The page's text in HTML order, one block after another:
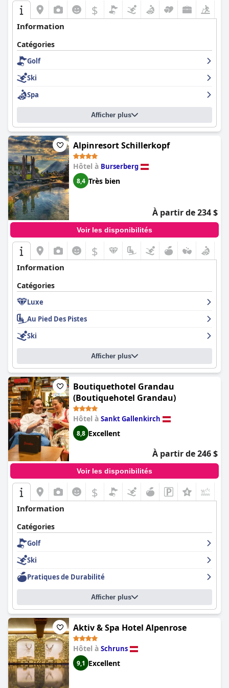
$
Information
Catégories
Golf
Ski
Spa
Afficher plus
Alpinresort Schillerkopf
Hôtel à Burserberg
8,4 Très bien
À partir de 234 $
Voir les disponibilités
$
Information
Catégories
Luxe
Au Pied Des Pistes
Ski
Afficher plus
Boutiquethotel Grandau
(Boutiquehotel Grandau)
Hôtel à Sankt Gallenkirch
8,8 Excellent
À partir de 246 $
Voir les disponibilités
$
Information
Catégories
Golf
Ski
Pratiques de Durabilité
Afficher plus
Aktiv & Spa Hotel Alpenrose
Hôtel à Schruns
9,1 Excellent